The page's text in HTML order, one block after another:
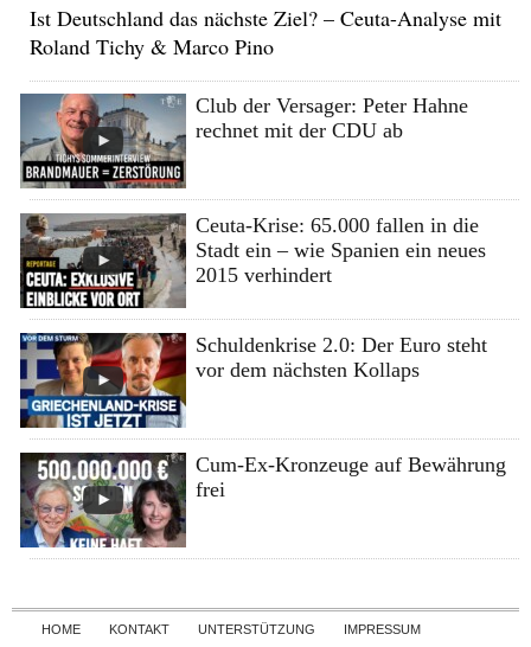
Ist Deutschland das nächste Ziel? – Ceuta-Analyse mit
Roland Tichy & Marco Pino
Club der Versager: Peter Hahne
rechnet mit der CDU ab
Ceuta-Krise: 65.000 fallen in die
Stadt ein – wie Spanien ein neues
2015 verhindert
Schuldenkrise 2.0: Der Euro steht
vor dem nächsten Kollaps
Cum-Ex-Kronzeuge auf Bewährung
frei
Skip to content
HOME KONTAKT UNTERSTÜTZUNG IMPRESSUM